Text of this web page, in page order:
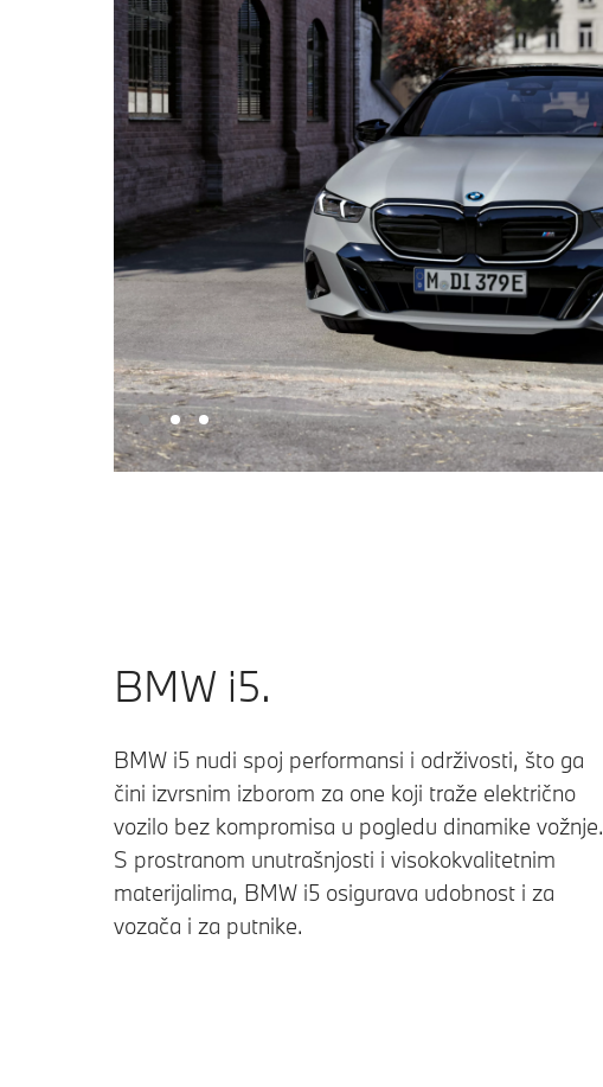
BMW i5.
BMW i5 nudi spoj performansi i održivosti, što ga
čini izvrsnim izborom za one koji traže električno
vozilo bez kompromisa u pogledu dinamike vožnje.
S prostranom unutrašnjosti i visokokvalitetnim
materijalima, BMW i5 osigurava udobnost i za
vozača i za putnike.